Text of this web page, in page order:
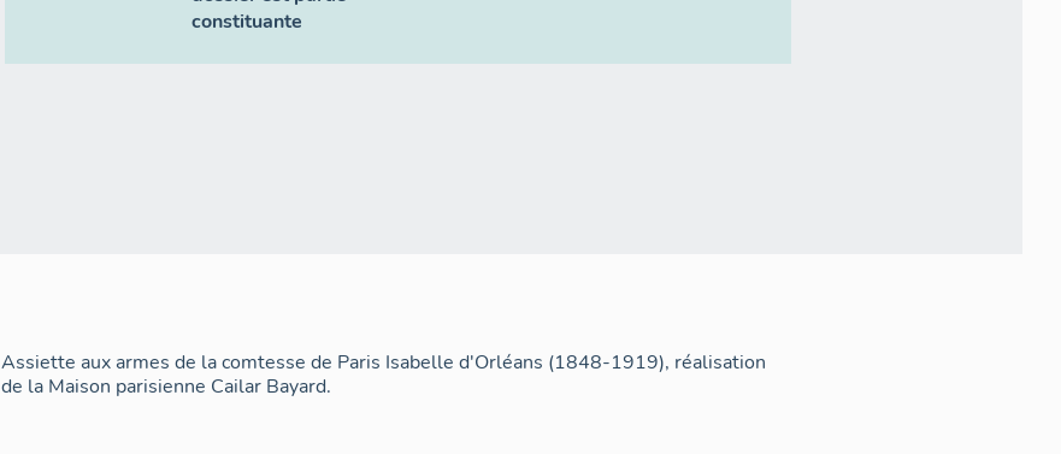
constituante
Assiette aux armes de la comtesse de Paris Isabelle d'Orléans (1848-1919), réalisation
de la Maison parisienne Cailar Bayard.